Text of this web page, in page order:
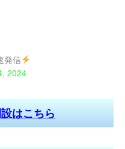
発信
2024
はこちら